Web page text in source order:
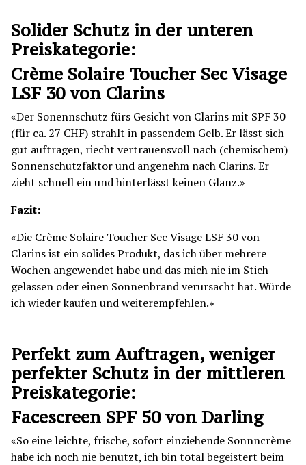
Solider Schutz in der unteren
Preiskategorie:
Crème Solaire Toucher Sec Visage
LSF 30 von Clarins
«Der Sonennschutz fürs Gesicht von Clarins mit SPF 30
(für ca. 27 CHF) strahlt in passendem Gelb. Er lässt sich
gut auftragen, riecht vertrauensvoll nach (chemischem)
Sonnenschutzfaktor und angenehm nach Clarins. Er
zieht schnell ein und hinterlässt keinen Glanz.»
Fazit:
«Die Crème Solaire Toucher Sec Visage LSF 30 von
Clarins ist ein solides Produkt, das ich über mehrere
Wochen angewendet habe und das mich nie im Stich
gelassen oder einen Sonnenbrand verursacht hat. Würde
ich wieder kaufen und weiterempfehlen.»
Perfekt zum Auftragen, weniger
perfekter Schutz in der mittleren
Preiskategorie:
Facescreen SPF 50 von Darling
«So eine leichte, frische, sofort einziehende Sonnncrème
habe ich noch nie benutzt, ich bin total begeistert beim